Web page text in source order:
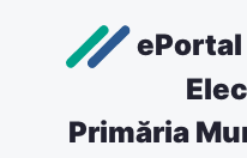
Primăria